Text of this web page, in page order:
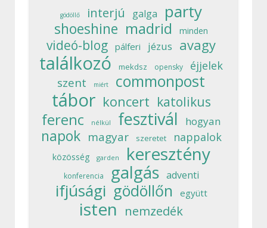
gödöllő interjú galga party
shoeshine madrid minden
videó-blog pálferi jézus avagy
találkozó mekdsz opensky éjjelek
szent miért commonpost
tábor koncert katolikus
ferenc nélkül fesztivál hogyan
napok magyar szeretet nappalok
közösség garden keresztény
konferencia galgás adventi
ifjúsági gödöllőn együtt
isten nemzedék